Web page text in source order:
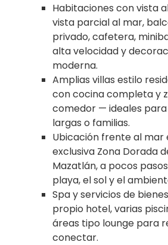
Habitaciones con vista
vista parcial al mar,
privado, cafetera,
alta velocidad y
moderna.
Amplias villas estilo
con cocina completa y
comedor — ideales
largas o familias.
Ubicación frente al mar
exclusiva Zona Dorada
Mazatlán, a pocos
playa, el sol y el
Spa y servicios de
propio hotel, varias
áreas tipo lounge para
conectar.